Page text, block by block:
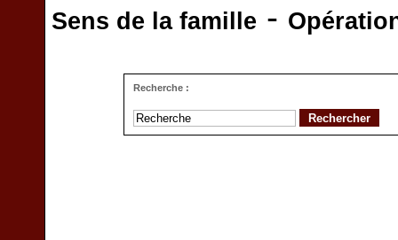
Sens de la famille -
Recherche :